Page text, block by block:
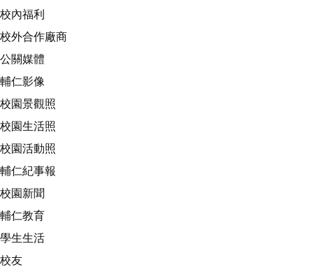
校內福利
校外合作廠商
公關媒體
輔仁影像
校園景觀照
校園生活照
校園活動照
輔仁紀事報
校園新聞
輔仁教育
學生生活
校友